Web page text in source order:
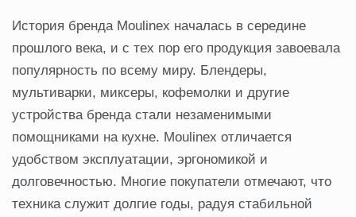
История бренда Moulinex началась в середине
прошлого века, и с тех пор его продукция завоевала
популярность по всему миру. Блендеры,
мультиварки, миксеры, кофемолки и другие
устройства бренда стали незаменимыми
помощниками на кухне. Moulinex отличается
удобством эксплуатации, эргономикой и
долговечностью. Многие покупатели отмечают, что
техника служит долгие годы, радуя стабильной